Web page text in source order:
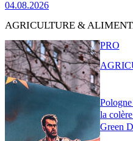
04.08.2026
AGRICULTURE &
la
Green
PRO